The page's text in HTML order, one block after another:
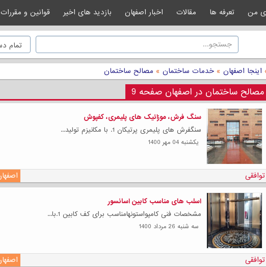
من تعرفه ها مقالات اخبار اصفهان بازدید های اخیر قوانین و مقررات
اینجا اصفهان » خدمات ساختمان » مصالح ساختمان
مصالح ساختمان در اصفهان صفحه 9
سنگ فرش، موزائیک های پلیمری، کفپوش
سنگفرش های پلیمری پرتیکان 1. با مکانیزم تولید...
يكشنبه 04 مهر 1400
توافقی
اسلب های مناسب کابین اسانسور
مشخصات فنی کامپواستونهامناسب برای کف کابین 1.با...
سه شنبه 26 مرداد 1400
توافقی